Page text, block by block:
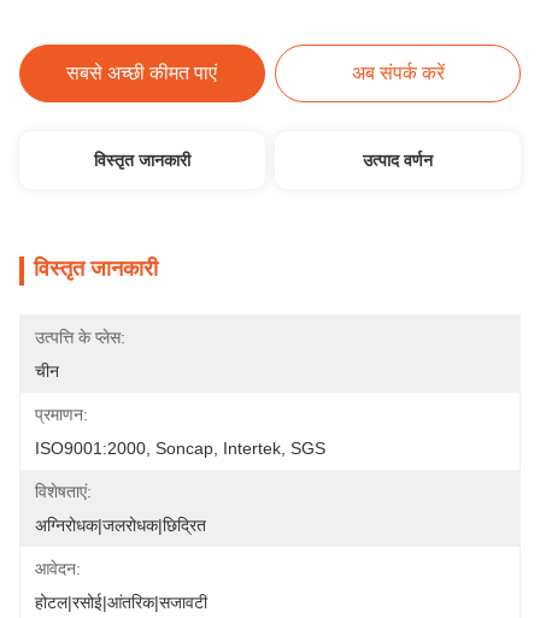
सबसे अच्छी कीमत पाएं अब संपर्क करें
विस्तृत जानकारी उत्पाद वर्णन
विस्तृत जानकारी
उत्पत्ति के प्लेस:
चीन
प्रमाणन:
ISO9001:2000, Soncap, Intertek, SGS
विशेषताएं:
अग्निरोधक|जलरोधक|छिद्रित
आवेदन:
होटल|रसोई|आंतरिक|सजावटी